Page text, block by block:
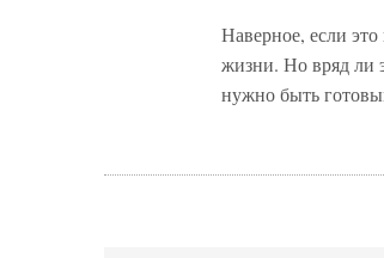
Наверное, если
жизни. Но вряд ли
нужно быть